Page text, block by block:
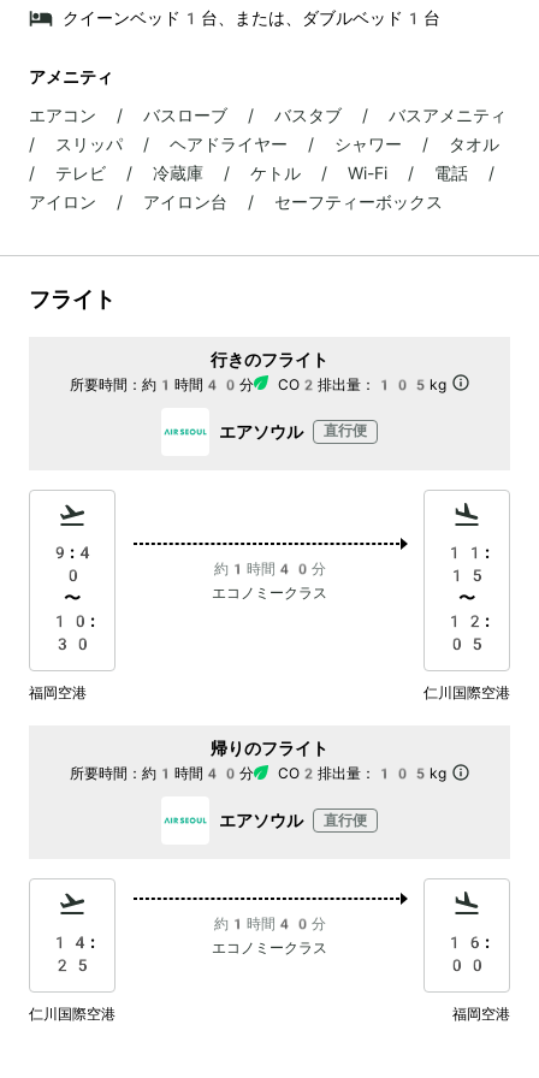
クイーンベッド1台、または、ダブルベッド1台
アメニティ
エアコン / バスローブ / バスタブ / バスアメニティ
/ スリッパ / ヘアドライヤー / シャワー / タオル
/ テレビ / 冷蔵庫 / ケトル / Wi-Fi / 電話 /
アイロン / アイロン台 / セーフティーボックス
フライト
行きのフライト
所要時間： 約1時間40分 CO2排出量： 105kg
エアソウル 直行便
9:4
0
〜
10:
30
約1時間40分
エコノミークラス
11:
15
〜
12:
05
福岡空港 仁川国際空港
帰りのフライト
所要時間： 約1時間40分 CO2排出量： 105kg
エアソウル 直行便
14:
25
約1時間40分
エコノミークラス
16:
00
仁川国際空港 福岡空港